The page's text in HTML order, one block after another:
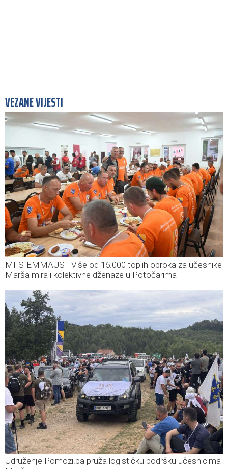
VEZANE VIJESTI
MFS-EMMAUS - Više od 16.000 toplih obroka za učesnike
Marša mira i kolektivne dženaze u Potočarima
Udruženje Pomozi.ba pruža logističku podršku učesnicima